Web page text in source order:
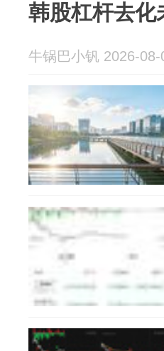
韩股杠杆去化
牛锅巴小钒 2026-08-